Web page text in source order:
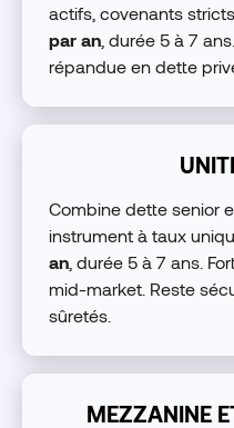
actifs, covenants stricts.
par an , durée 5 à 7
répandue en dette
Combine dette senior
instrument à taux
an , durée 5 à 7 ans.
mid-market. Reste
sûretés.
MEZZANINE